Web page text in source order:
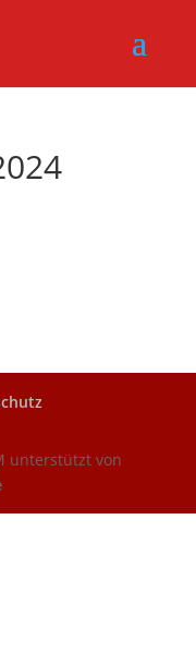
unterstützt von